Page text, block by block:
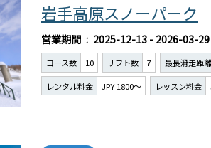
岩手高原スノーパーク
営業期間 2025-12-13 - 2026-03-29
コース数 10 リフト数 7 最長滑走距離
レンタル料金 JPY 1800～ レッスン料金